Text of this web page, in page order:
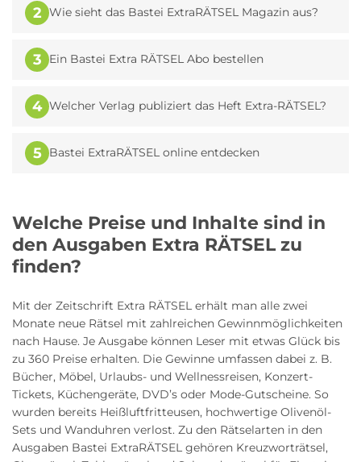
Welche Preise und Inhalte sind in
den Ausgaben Extra RÄTSEL zu
finden?
Mit der Zeitschrift Extra RÄTSEL erhält man alle zwei
Monate neue Rätsel mit zahlreichen Gewinnmöglichkeiten
nach Hause. Je Ausgabe können Leser mit etwas Glück bis
zu 360 Preise erhalten. Die Gewinne umfassen dabei z. B.
Bücher, Möbel, Urlaubs- und Wellnessreisen, Konzert-
Tickets, Küchengeräte, DVD’s oder Mode-Gutscheine. So
wurden bereits Heißluftfritteusen, hochwertige Olivenöl-
Sets und Wanduhren verlost. Zu den Rätselarten in den
Ausgaben Bastei ExtraRÄTSEL gehören Kreuzworträtsel,
2 Wie sieht das Bastei ExtraRÄTSEL Magazin aus?
3 Ein Bastei Extra RÄTSEL Abo bestellen
4 Welcher Verlag publiziert das Heft Extra-RÄTSEL?
5 Bastei ExtraRÄTSEL online entdecken